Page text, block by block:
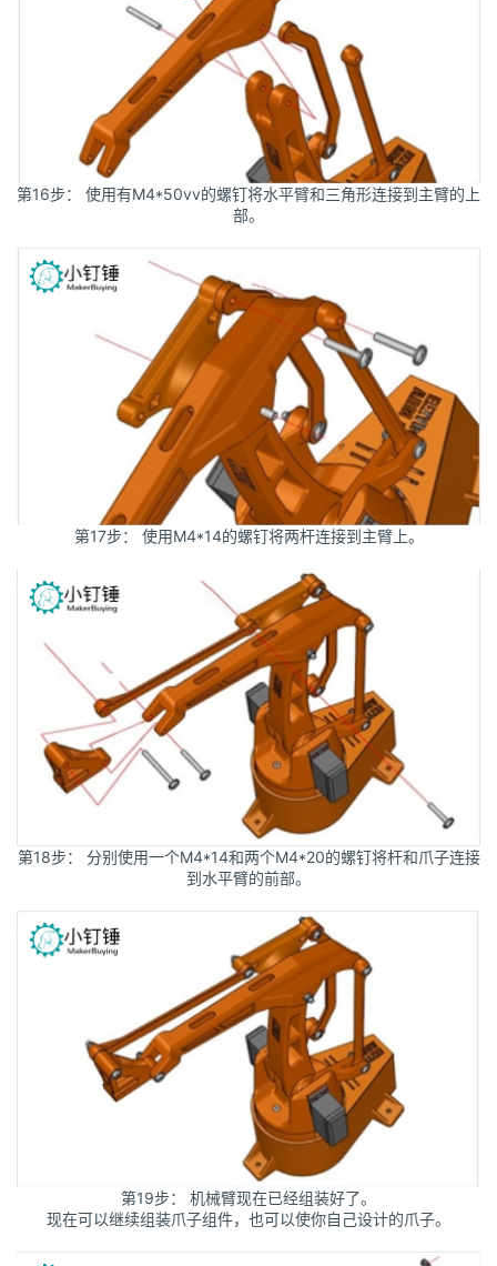
第16步： 使用有M4*50vv的螺钉将水平臂和三角形连接到主臂的上
部。
第17步： 使用M4*14的螺钉将两杆连接到主臂上。
第18步： 分别使用一个M4*14和两个M4*20的螺钉将杆和爪子连接
到水平臂的前部。
第19步： 机械臂现在已经组装好了。
现在可以继续组装爪子组件，也可以使你自己设计的爪子。